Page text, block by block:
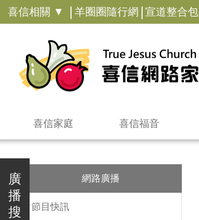
喜信相關 ▼ | 羊圈圈隨行網 | 宣道整合包
喜信家庭 喜信福音
廣
播
搜
網路廣播
節目快訊